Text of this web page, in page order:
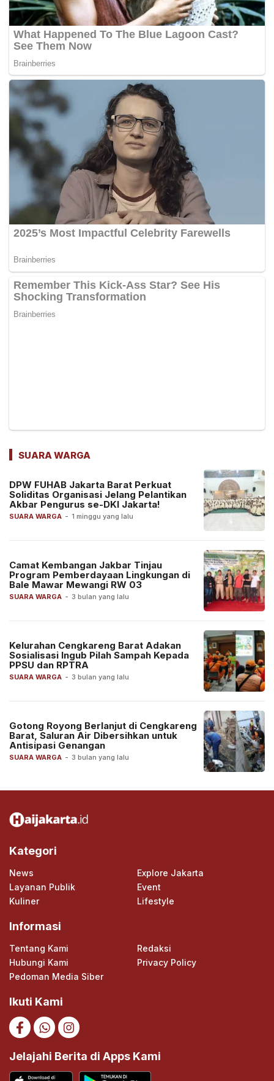
SUARA WARGA
SUARA WARGA - 1 minggu yang lalu
DPW FUHAB Jakarta Barat Perkuat
Soliditas Organisasi Jelang Pelantikan
Akbar Pengurus se-DKI Jakarta!
SUARA WARGA - 3 bulan yang lalu
Camat Kembangan Jakbar Tinjau
Program Pemberdayaan Lingkungan di
Bale Mawar Mewangi RW 03
SUARA WARGA - 3 bulan yang lalu
Kelurahan Cengkareng Barat Adakan
Sosialisasi Ingub Pilah Sampah Kepada
PPSU dan RPTRA
SUARA WARGA - 3 bulan yang lalu
Gotong Royong Berlanjut di Cengkareng
Barat, Saluran Air Dibersihkan untuk
Antisipasi Genangan
Kategori
News
Explore Jakarta
Layanan Publik
Event
Kuliner
Lifestyle
Informasi
Tentang Kami
Redaksi
Hubungi Kami
Privacy Policy
Pedoman Media Siber
Ikuti Kami
Jelajahi Berita di Apps Kami